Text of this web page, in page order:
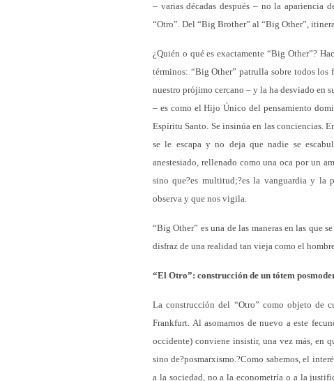
– varias décadas después – no la
“Otro”. Del “Big Brother” al “Big Other”,
¿Quién o qué es exactamente “Big Other”?
términos: “Big Other” patrulla sobre todos los
nuestro prójimo cercano – y la ha desviado en
– es como el Hijo Único del pensamiento
Espíritu Santo. Se insinúa en las conciencias.
se le escapa y no deja que nadie se
anestesiado, rellenado como una oca por un
sino que?es multitud;?es la vanguardia y la
observa y que nos vigila.
“Big Other” es una de las maneras en las que
disfraz de una realidad tan vieja como el
“El Otro”: construcción de un tótem
La construcción del “Otro” como objeto de
Frankfurt. Al asomarnos de nuevo a este
occidente) conviene insistir, una vez más, en
sino de?posmarxismo.?Como sabemos, el
a la sociedad, no a la econometría o a la